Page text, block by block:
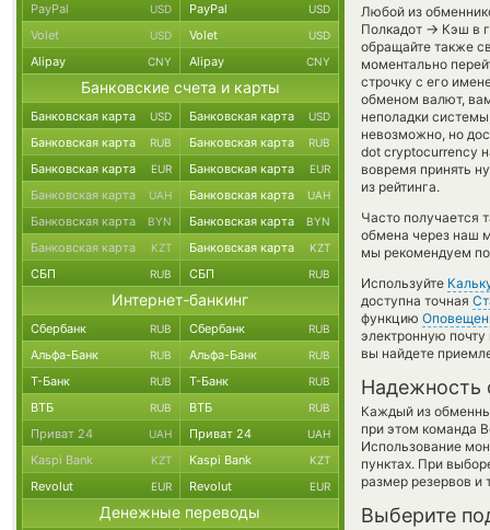
Любой из
Полкадот → Кэш в
обращайте также
моментально
строчку с его
обменом валют,
неполадки
невозможно, но
dot cryptocurrency
вовремя принять
из рейтинга.
Часто получается
обмена через наш
мы рекомендуем
Используйте
доступна точная
функцию
электронную
вы найдете
Надежность
Каждый из
при этом команда
Использование
пунктах. При
размер резервов и
Выберите
PayPal USD PayPal USD
Volet USD Volet USD
Alipay CNY Alipay CNY
Банковские счета и карты
Банковская карта USD Банковская карта USD
Банковская карта RUB Банковская карта RUB
Банковская карта EUR Банковская карта EUR
Банковская карта UAH Банковская карта UAH
Банковская карта BYN Банковская карта BYN
Банковская карта KZT Банковская карта KZT
СБП RUB СБП RUB
Интернет-банкинг
Сбербанк RUB Сбербанк RUB
Альфа-Банк RUB Альфа-Банк RUB
Т-Банк RUB Т-Банк RUB
ВТБ RUB ВТБ RUB
Приват 24 UAH Приват 24 UAH
Kaspi Bank KZT Kaspi Bank KZT
Revolut EUR Revolut EUR
Денежные переводы